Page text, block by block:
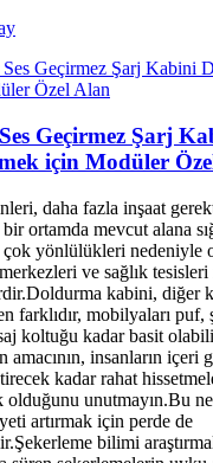
Geçirmez Şarj
için Modüler
daha fazla inşaat
ortamda mevcut alana
çok yönlülükleri nedeniyle
ve sağlık
kabini, diğer
farklıdır, mobilyaları puf,
koltuğu kadar basit
amacının, insanların içeri
kadar rahat
olduğunu unutmayın.Bu
artırmak için perde de
bilimi